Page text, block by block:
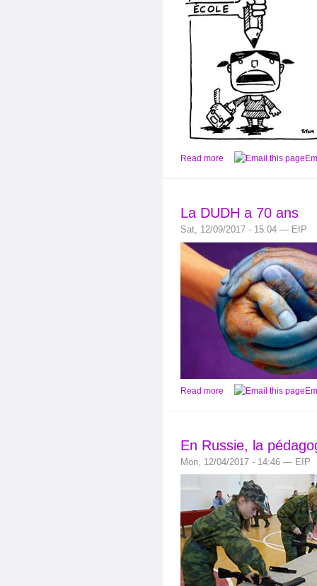
Read more
La DUDH a 70 ans
Sat, 12/09/2017 - 15:04 — EIP
Read more
En Russie, la
Mon, 12/04/2017 - 14:46 — EIP